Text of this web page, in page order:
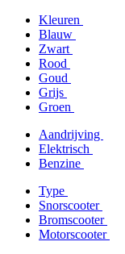
Kleuren
Blauw
Zwart
Rood
Goud
Grijs
Groen
Aandrijving
Elektrisch
Benzine
Type
Snorscooter
Bromscooter
Motorscooter